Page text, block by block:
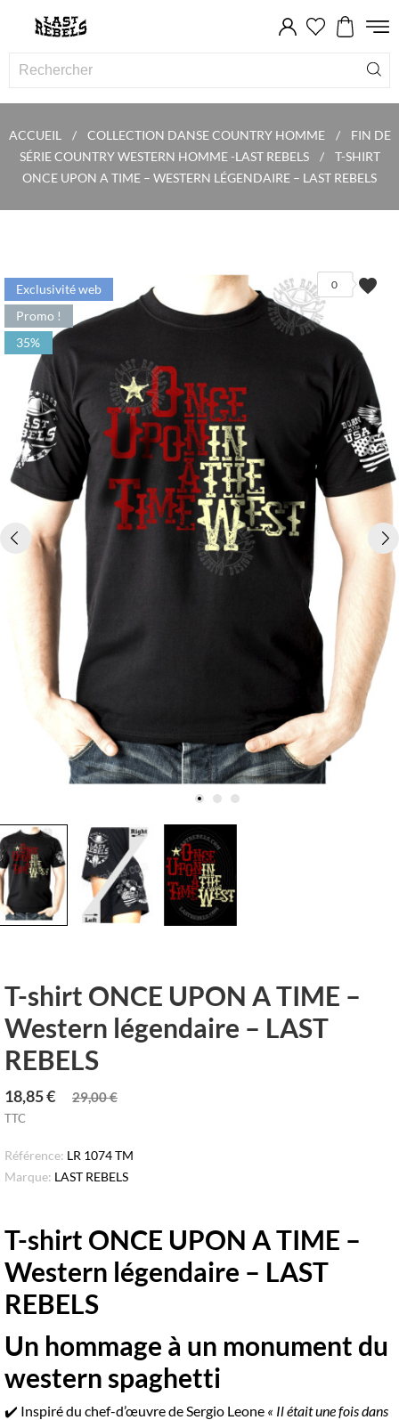
ACCUEIL COLLECTION DANSE COUNTRY HOMME
FIN DE
SÉRIE COUNTRY WESTERN HOMME -LAST REBELS
T-SHIRT
ONCE UPON A TIME – WESTERN LÉGENDAIRE – LAST REBELS
favorite
0
Exclusivité web
Promo !
35%
T-shirt ONCE UPON A TIME –
Western légendaire – LAST
REBELS
18,85 € 29,00 €
TTC
Référence: LR 1074 TM
Marque: LAST REBELS
T-shirt ONCE UPON A TIME –
Western légendaire – LAST
REBELS
Un hommage à un monument du
western spaghetti
✔️ Inspiré du chef-d’œuvre de Sergio Leone « Il était une fois dans